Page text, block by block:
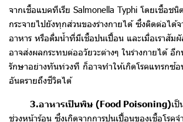
จากเชื้อแบคทีเรีย Salmonella Typhi โดยเชื้อชนิ
กระจายไปยังทุกส่วนของร่างกายได้ ซึ่งติดต่อได้จ
อาหาร หรือดื่มน้ำที่มีเชื้อปนเปื้อน และเมื่อเราสัม
อาจส่งผลกระทบต่ออวัยวะต่างๆ ในร่างกายได้ อี
รักษาอย่างทันท่วงที ก็อาจทำให้เกิดโรคแทรกซ้
อันตรายถึงชีวิตได้
3.อาหารเป็นพิษ (Food Poisoning)เ
ช่วงหน้าร้อน ซึ่งเกิดจากการปนเปื้อนของเชื้อโรคจ